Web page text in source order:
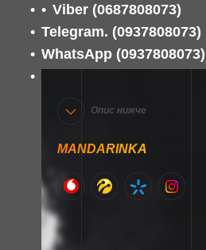
Viber (0687808073)
Telegram. (0937808073)
WhatsApp (0937808073)
Опис нижче
MANDARINKA